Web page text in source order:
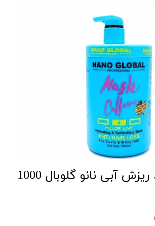
ماسک مو ضد ریزش آبی نانو گلوبال 1000